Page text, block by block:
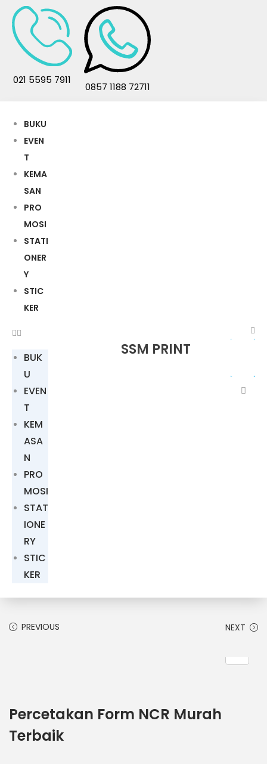
021 5595 7911
0857 1188 72711
BUKU
EVEN
T
KEMA
SAN
PRO
MOSI
STATI
ONER
Y
STIC
KER
BUK
U
EVEN
T
KEM
ASA
N
PRO
MOSI
STAT
IONE
RY
STIC
KER
SSM PRINT
PREVIOUS NEXT
Percetakan Form NCR Murah
Terbaik